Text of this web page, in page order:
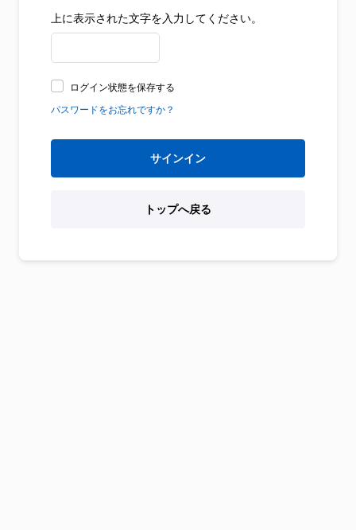
上に表示された文字を入力してください。
ログイン状態を保存する
パスワードをお忘れですか？
サインイン
トップへ戻る